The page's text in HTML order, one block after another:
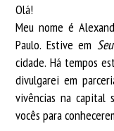
Olá!
Meu nome é
Paulo. Estive em
cidade. Há tempos
divulgarei em
vivências na capital
vocês para